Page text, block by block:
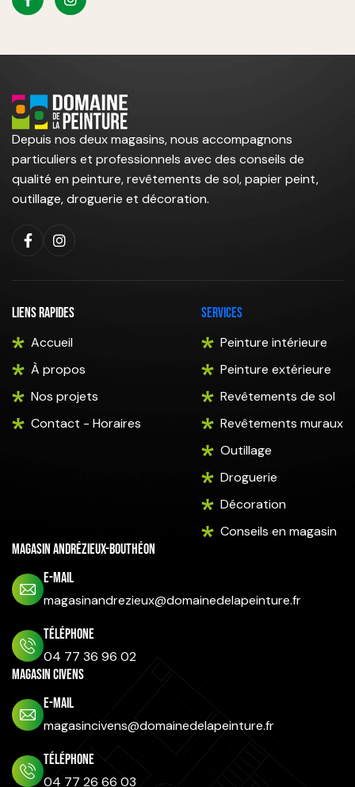
Depuis nos deux magasins, nous accompagnons
particuliers et professionnels avec des conseils de
qualité en peinture, revêtements de sol, papier peint,
outillage, droguerie et décoration.
Liens rapides
Accueil
À propos
Nos projets
Contact - Horaires
Services
Peinture intérieure
Peinture extérieure
Revêtements de sol
Revêtements muraux
Outillage
Droguerie
Décoration
Conseils en magasin
Magasin Andrézieux-Bouthéon
E-mail
magasinandrezieux@domainedelapeinture.fr
Téléphone
04 77 36 96 02
Magasin Civens
E-mail
magasincivens@domainedelapeinture.fr
Téléphone
04 77 26 66 03